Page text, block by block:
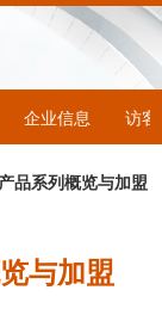
企业信息 访客
品系列概览与加盟
与加盟